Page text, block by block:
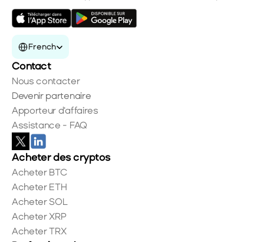
Select Language
French
Contact
Nous contacter
Devenir partenaire
Apporteur d'affaires
Assistance - FAQ
Acheter des cryptos
Acheter BTC
Acheter ETH
Acheter SOL
Acheter XRP
Acheter TRX